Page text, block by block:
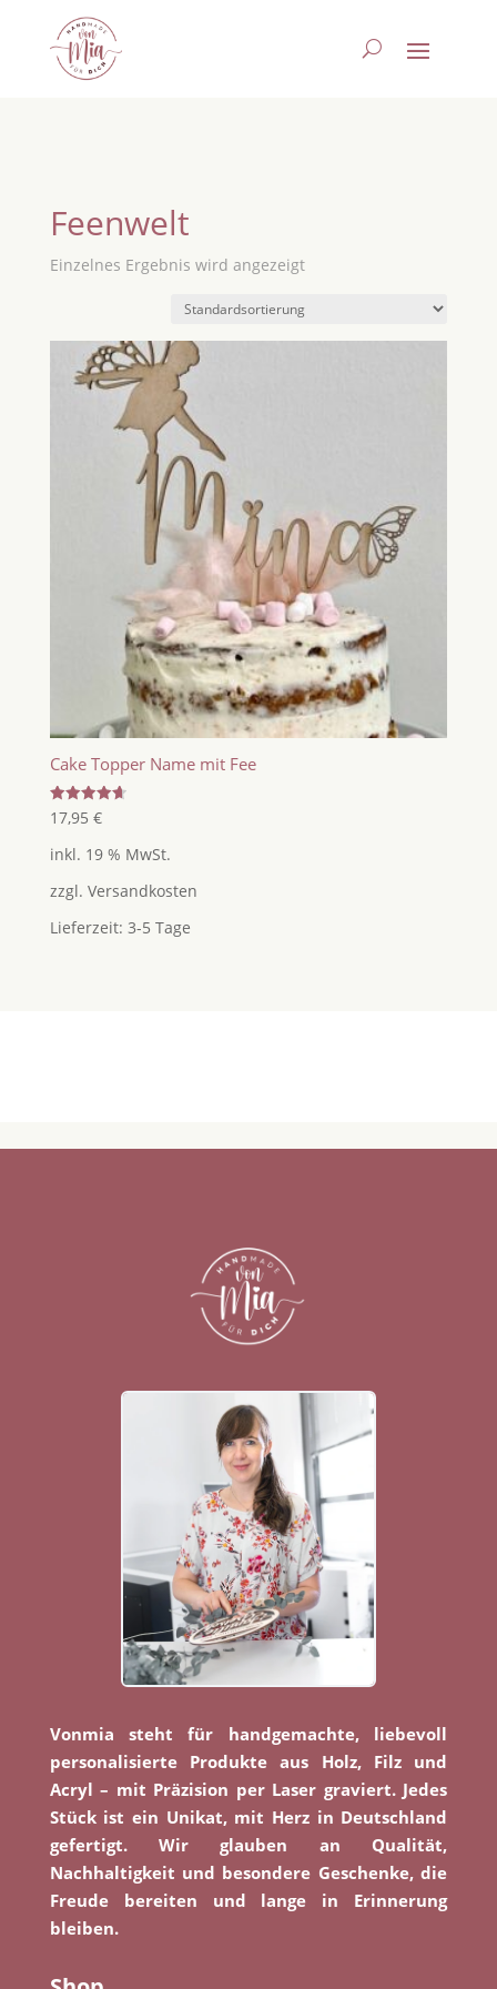
Feenwelt
Einzelnes Ergebnis wird angezeigt
Cake Topper Name mit Fee
Bewertet
mit
von 5
17,95 €
inkl. 19 % MwSt.
zzgl. Versandkosten
Lieferzeit: 3-5 Tage
Vonmia steht für handgemachte, liebevoll
personalisierte Produkte aus Holz, Filz und
Acryl – mit Präzision per Laser graviert. Jedes
Stück ist ein Unikat, mit Herz in Deutschland
gefertigt. Wir glauben an Qualität,
Nachhaltigkeit und besondere Geschenke, die
Freude bereiten und lange in Erinnerung
bleiben.